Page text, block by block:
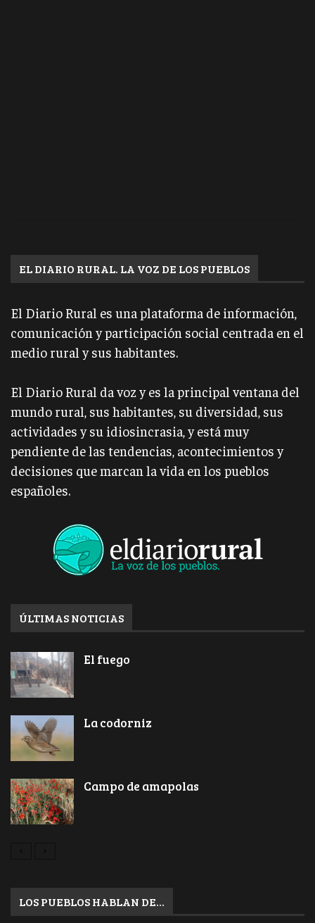
EL DIARIO RURAL. LA VOZ DE LOS PUEBLOS
El Diario Rural es una plataforma de información,
comunicación y participación social centrada en el
medio rural y sus habitantes.
El Diario Rural da voz y es la principal ventana del
mundo rural, sus habitantes, su diversidad, sus
actividades y su idiosincrasia, y está muy
pendiente de las tendencias, acontecimientos y
decisiones que marcan la vida en los pueblos
españoles.
ÚLTIMAS NOTICIAS
El fuego
La codorniz
Campo de amapolas
LOS PUEBLOS HABLAN DE…